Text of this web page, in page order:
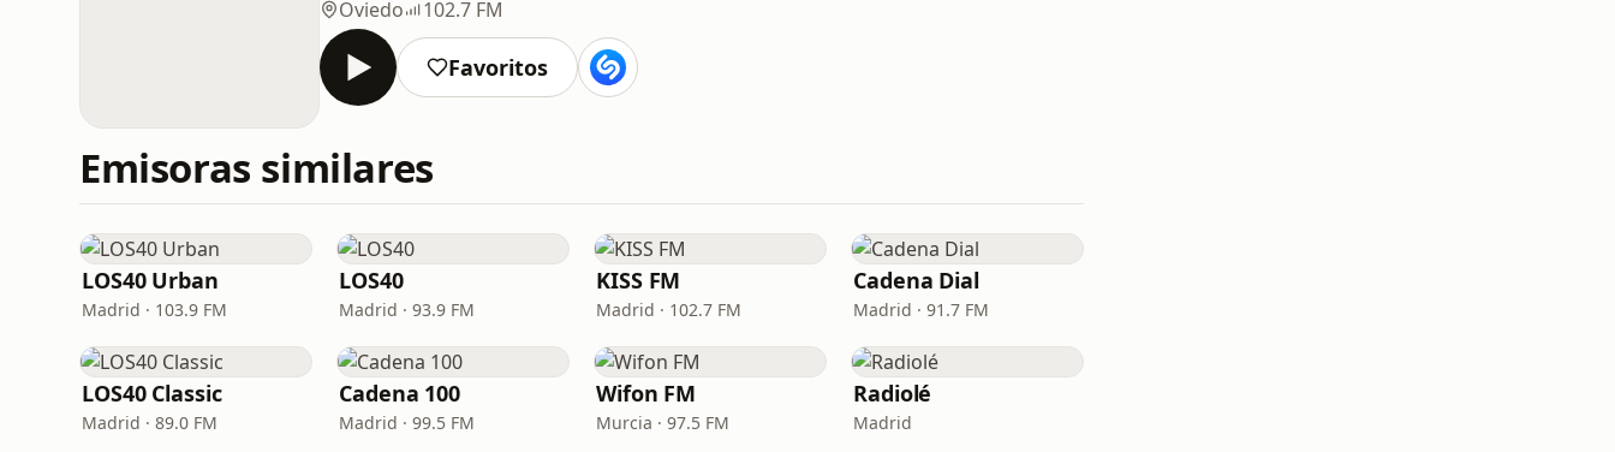
Oviedo
102.7 FM
Favoritos
Emisoras similares
LOS40 Urban
Madrid · 103.9 FM
LOS40
Madrid · 93.9 FM
KISS FM
Madrid · 102.7 FM
Cadena Dial
Madrid · 91.7 FM
LOS40 Classic
Madrid · 89.0 FM
Cadena 100
Madrid · 99.5 FM
Wifon FM
Murcia · 97.5 FM
Radiolé
Madrid